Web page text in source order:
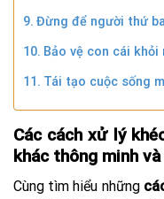
Đừng để người thứ
Bảo vệ con cái
Tái tạo cuộc sống
Các cách xử lý
khác thông minh
Cùng tìm hiểu những